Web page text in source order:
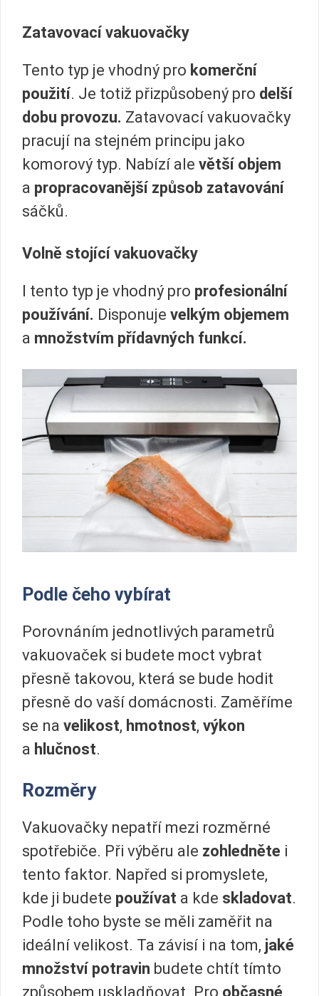
Zatavovací vakuovačky
Tento typ je vhodný pro komerční
použití. Je totiž přizpůsobený pro delší
dobu provozu. Zatavovací vakuovačky
pracují na stejném principu jako
komorový typ. Nabízí ale větší objem
a propracovanější způsob zatavování
sáčků.
Volně stojící vakuovačky
I tento typ je vhodný pro profesionální
používání. Disponuje velkým objemem
a množstvím přídavných funkcí.
Podle čeho vybírat
Porovnáním jednotlivých parametrů
vakuovaček si budete moct vybrat
přesně takovou, která se bude hodit
přesně do vaší domácnosti. Zaměříme
se na velikost, hmotnost, výkon
a hlučnost.
Rozměry
Vakuovačky nepatří mezi rozměrné
spotřebiče. Při výběru ale zohledněte i
tento faktor. Napřed si promyslete,
kde ji budete používat a kde skladovat.
Podle toho byste se měli zaměřit na
ideální velikost. Ta závisí i na tom, jaké
množství potravin budete chtít tímto
způsobem uskladňovat. Pro občasné